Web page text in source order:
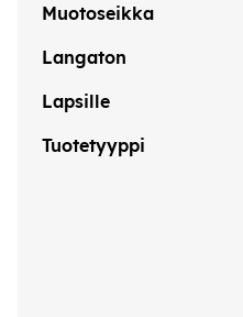
Muotoseikka
Langaton
Lapsille
Tuotetyyppi